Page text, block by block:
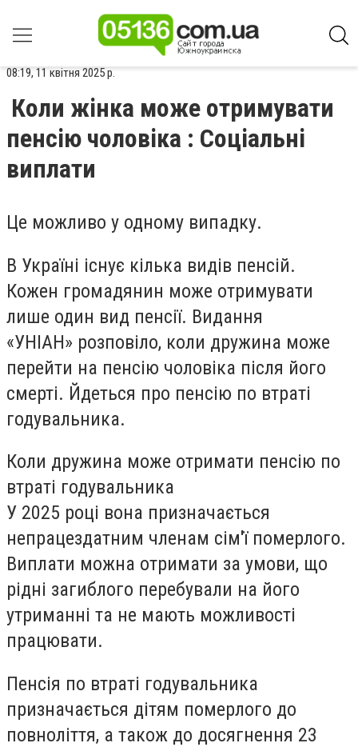
08:19, 11 квітня 2025 р.
Коли жінка може отримувати
пенсію чоловіка : Соціальні
виплати
Це можливо у одному випадку.
В Україні існує кілька видів пенсій.
Кожен громадянин може отримувати
лише один вид пенсії. Видання
«УНІАН» розповіло, коли дружина може
перейти на пенсію чоловіка після його
смерті. Йдеться про пенсію по втраті
годувальника.
Коли дружина може отримати пенсію по
втраті годувальника
У 2025 році вона призначається
непрацездатним членам сім'ї померлого.
Виплати можна отримати за умови, що
рідні загиблого перебували на його
утриманні та не мають можливості
працювати.
Пенсія по втраті годувальника
призначається дітям померлого до
повноліття, а також до досягнення 23